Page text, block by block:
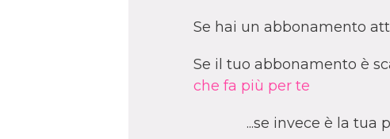
Se hai un abbonamento
Se il tuo abbonamento è
che fa più per te
...se invece è la tua